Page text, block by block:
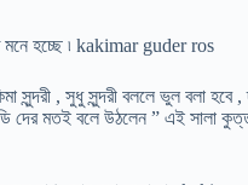
মনে হচ্ছে ৷ kakimar guder ros
সুন্দরী , সুধু সুন্দরী বললে ভুল বলা হবে ,
দের মতই বলে উঠলেন ” এই সালা